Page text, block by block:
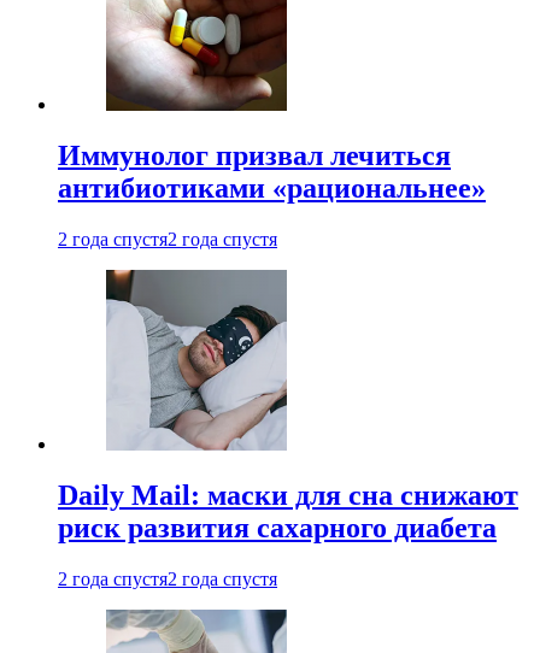
Иммунолог призвал лечиться
антибиотиками «рациональнее»
2 года спустя2 года спустя
Daily Mail: маски для сна снижают
риск развития сахарного диабета
2 года спустя2 года спустя